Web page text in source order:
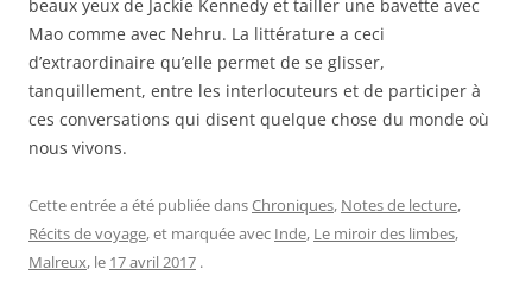
beaux yeux de Jackie Kennedy et tailler une bavette avec
Mao comme avec Nehru. La littérature a ceci
d’extraordinaire qu’elle permet de se glisser,
tanquillement, entre les interlocuteurs et de participer à
ces conversations qui disent quelque chose du monde où
nous vivons.
Cette entrée a été publiée dansChroniques, Notes de lecture,
Récits de voyage, et marquée avec Inde, Le miroir des limbes,
Malreux, le 17 avril 2017 .